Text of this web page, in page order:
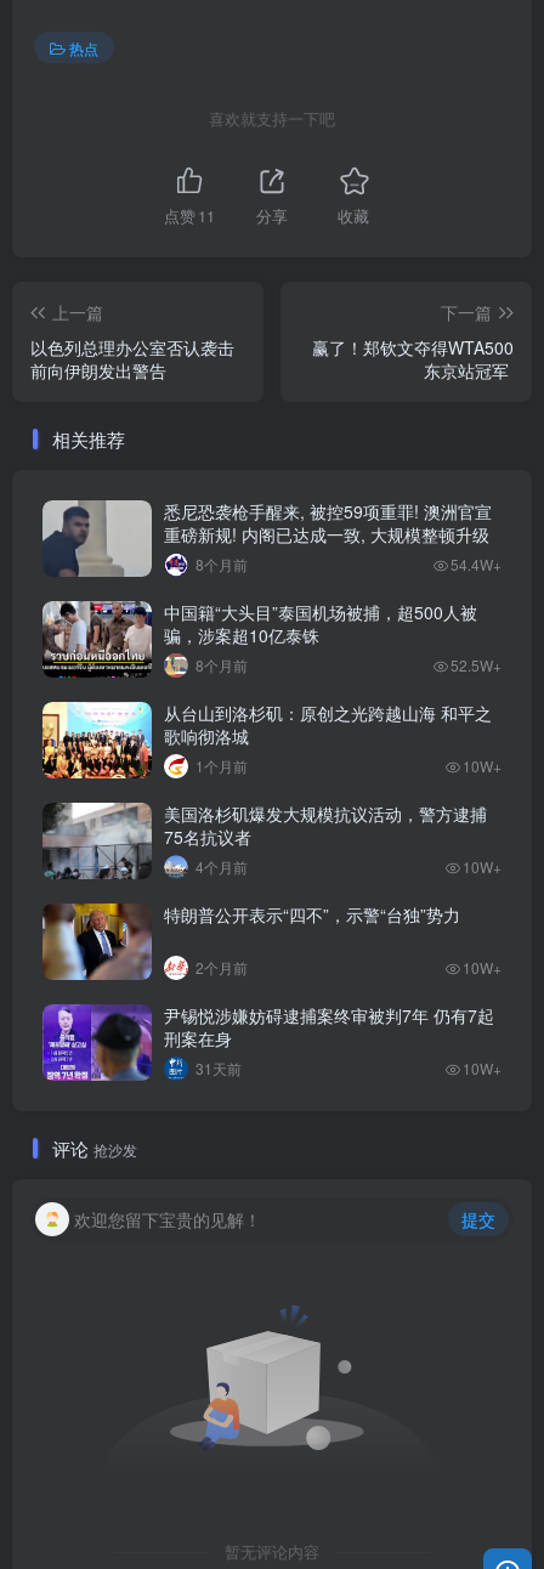
热点
喜欢就支持一下吧
点赞11 分享 收藏
上一篇
以色列总理办公室否认袭击
前向伊朗发出警告
下一篇
赢了！郑钦文夺得WTA500
东京站冠军
相关推荐
悉尼恐袭枪手醒来, 被控59项重罪! 澳洲官宣
重磅新规! 内阁已达成一致, 大规模整顿升级
8个月前 54.4W+
中国籍“大头目”泰国机场被捕，超500人被
骗，涉案超10亿泰铢
8个月前 52.5W+
从台山到洛杉矶：原创之光跨越山海 和平之
歌响彻洛城
1个月前 10W+
美国洛杉矶爆发大规模抗议活动，警方逮捕
75名抗议者
4个月前 10W+
特朗普公开表示“四不”，示警“台独”势力
2个月前 10W+
尹锡悦涉嫌妨碍逮捕案终审被判7年 仍有7起
刑案在身
31天前 10W+
评论 抢沙发
欢迎您留下宝贵的见解！ 提交
暂无评论内容